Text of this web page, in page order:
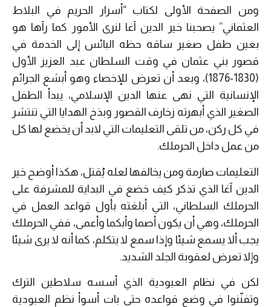
ومن الصفحة الأولى لكتاب “أسرار الحريم في البلاط
العثماني” يصحبنا خير الدين آغا لنرى الأمور كما رآها هو
بعين طفل صغير ساقه حظه البائس إلى الخدمة في
قصور بني عثمان في وقت السلطان عبد العزيز الأول
(1830-1876)، وبعد أن تعرض للإخصاء وهو أبشع الجرائم
الإنسانية التي نهى عنها الدين الإسلامي، يبدأ الطفل
الصغير الذي أبهرته زخارف القصور وبذخ الهدايا التي تنتشر
في كل ركن، من تلقى التعليمات التي لابد أن يخضع لها كل
من عمل داخل الحرملك.
التعليمات صارمة ومن يخالفها لعله يُقتل، هكذا أوضح خير
الدين آغا الذي تذكر كيف خضع في البداية للمشرفة على
الحرملك السلطاني، التي أبلغته بأول قواعد العمل في
الحرملك، وهي أن يكون أصما وأبكما وأعمى، ففي الحرملك
يجب ألا يسمع شيئا وإذا سمع لا يتكلم، كما أنه لا يرى شيئا
وإلا تعرض لعقوبة الجلد الشديد.
لكن في نظام العبودية الذي أسسه سلاطين الترك
وتفنّنوا في وضع قواعده حتى بات أسوأ نظم العبودية